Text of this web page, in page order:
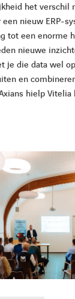
het verschil
een nieuw ERP-
tot een enorme
nieuwe
je die data wel
en
hielp